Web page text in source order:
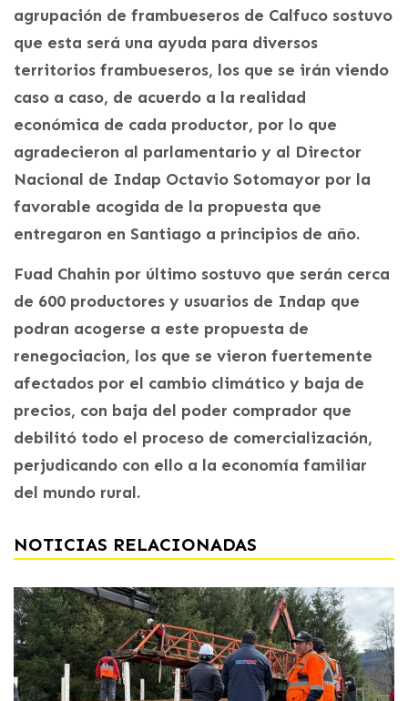
agrupación de frambueseros de Calfuco sostuvo
que esta será una ayuda para diversos
territorios frambueseros, los que se irán viendo
caso a caso, de acuerdo a la realidad
económica de cada productor, por lo que
agradecieron al parlamentario y al Director
Nacional de Indap Octavio Sotomayor por la
favorable acogida de la propuesta que
entregaron en Santiago a principios de año.
Fuad Chahin por último sostuvo que serán cerca
de 600 productores y usuarios de Indap que
podran acogerse a este propuesta de
renegociacion, los que se vieron fuertemente
afectados por el cambio climático y baja de
precios, con baja del poder comprador que
debilitó todo el proceso de comercialización,
perjudicando con ello a la economía familiar
del mundo rural.
NOTICIAS RELACIONADAS